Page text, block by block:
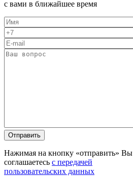
с вами в ближайшее время
Оставьте это поле пустым.
Оставьте это поле пустым.
Нажимая на кнопку «отправить» Вы
соглашаетесь с передачей
пользовательских данных